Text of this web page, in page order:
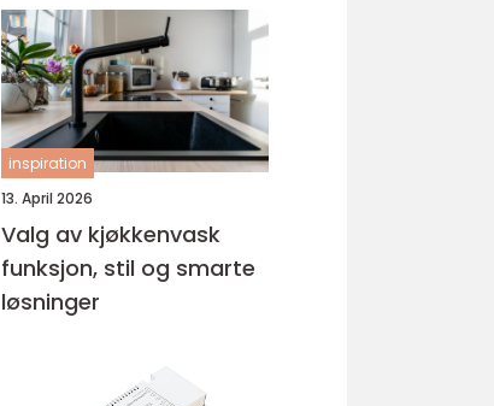
inspiration
13. April 2026
Valg av kjøkkenvask
funksjon, stil og smarte
løsninger